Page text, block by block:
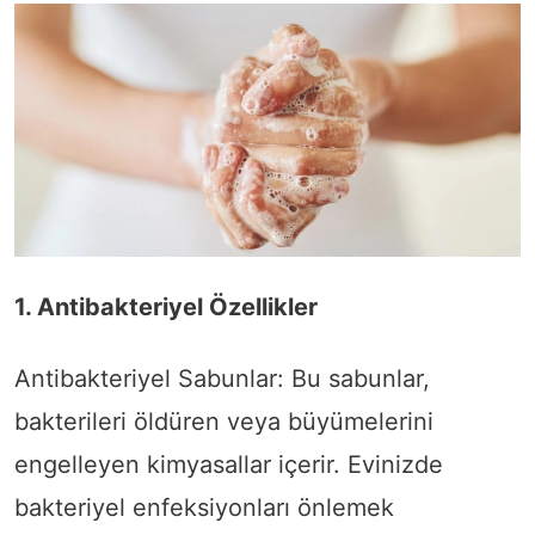
1. Antibakteriyel Özellikler
Antibakteriyel Sabunlar: Bu sabunlar,
bakterileri öldüren veya büyümelerini
engelleyen kimyasallar içerir. Evinizde
bakteriyel enfeksiyonları önlemek